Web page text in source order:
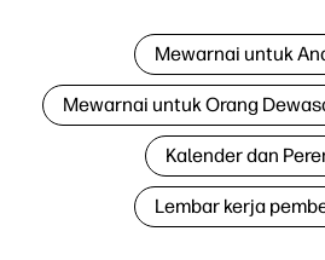
Mewarnai untuk
Mewarnai untuk Orang
Kalender dan
Lembar kerja